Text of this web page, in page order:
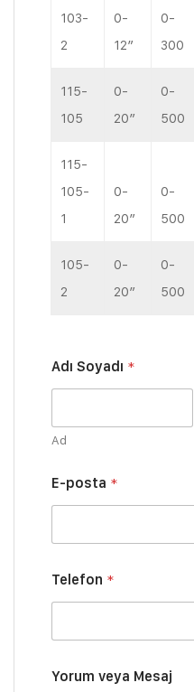
103-
2
0-
12″
0-
300
115-
105
0-
20″
0-
500
115-
105-
1
0-
20″
0-
500
105-
2
0-
20″
0-
500
Adı Soyadı *
Ad
-
p
s
a
S
o
a
ı
E-posta *
Telefon *
Yorum veya Mesaj